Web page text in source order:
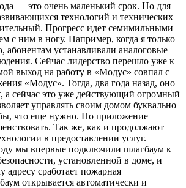
— это очень маленький срок. Но для
технологий и технических
Прогресс идет семимильными
с ним в ногу. Например, когда я только
устанавливали аналоговые
Сейчас лидерство перешло уже к
выход на работу в «Модус» совпал с
«Модус». Тогда, два года назад, оно
а сейчас это уже действующий огромный
управлять своим домом буквально
что еще нужно. Но приложение
Так же, как и продолжают
в предоставлении услуг.
мы впервые подключили шлагбаум к
установленной в доме, и
адресу сработает пожарная
открывается автоматически и